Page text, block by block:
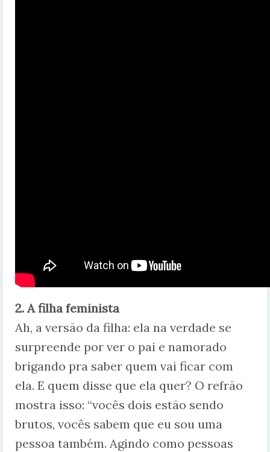
2. A filha feminista
Ah, a versão da filha: ela na verdade se
surpreende por ver o pai e namorado
brigando pra saber quem vai ficar com
ela. E quem disse que ela quer? O refrão
mostra isso: “vocês dois estão sendo
brutos, vocês sabem que eu sou uma
pessoa também. Agindo como pessoas